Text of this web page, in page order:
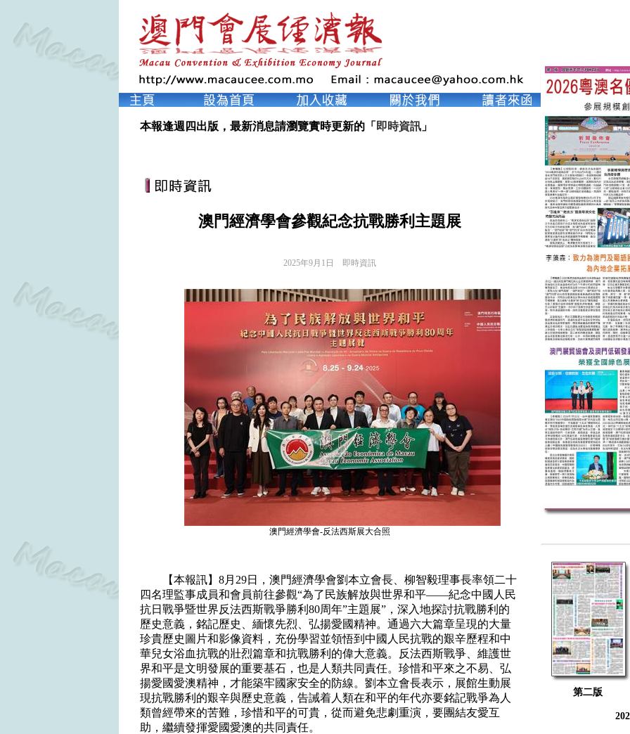
本報逢週四出版，最新消息請瀏覽實時更新的「 即時資訊」
澳門經濟學會參觀紀念抗戰勝利主題展
2025年9月1日 即時資訊
澳門經濟學會-反法西斯展大合照
【本報訊】 8月 29日
，澳門經濟學會劉本立會長、柳智毅理事長率領二十
四名理監事成員和會員前往參觀“為了民族解放與世界和平——紀念中國人民
抗日戰爭暨世界反法西斯戰爭勝利 80周年”主題展”，深入地探討抗戰勝利的
歷史意義， 銘記歷史、緬懷先烈、弘揚愛國精神。通過六大篇章呈現的大量
珍貴歷史圖片和影像資料，充份學習並領悟到中國人民抗戰的艱辛歷程和中
華兒女浴血抗戰的壯烈篇章和抗戰勝利的偉大意義。反法西斯戰爭、維護世
界和平是文明發展的重要基石，也是人類共同責任。珍惜和平來之不易、弘
揚愛國愛澳精神，才能築牢國家安全的防線。劉本立會長表示，展館生動展
現抗戰勝利的艱辛與歷史意義，告誡着人類在和平的年代亦要銘記戰爭為人
類曾經帶來的苦難，珍惜和平的可貴，從而避免悲劇重演，要團結友愛互
助，繼續發揮愛國愛澳的共同責任。
第二版